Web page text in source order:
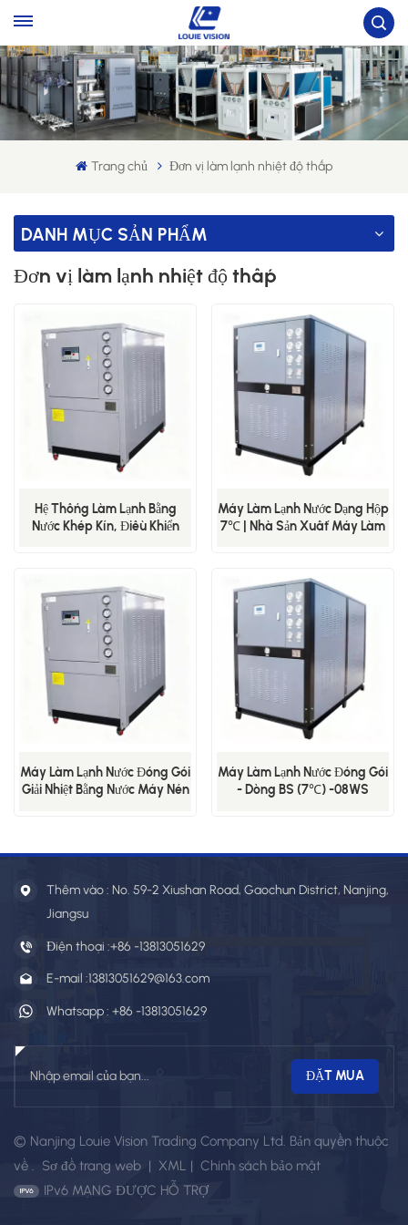
Trang chủ Đơn vị làm lạnh nhiệt độ thấp
DANH MỤC SẢN PHẨM
Đơn vị làm lạnh nhiệt độ thấp
Hệ Thống Làm Lạnh Bằng
Nước Khép Kín, Điều Khiển
Nghiệp Thủy Tinh.
Máy Làm Lạnh Nước Dạng Hộp
7℃ | Nhà Sản Xuất Máy Làm
Máy Làm Lạnh Nước Đóng Gói
Giải Nhiệt Bằng Nước Máy Nén
Máy Làm Lạnh Nước Đóng Gói
- Dòng BS (7℃) -08WS
Thêm vào : No. 59-2 Xiushan Road, Gaochun District, Nanjing,
Jiangsu
Điện thoại :+86 -13813051629
E-mail :13813051629@163.com
Whatsapp : +86 -13813051629
© Nanjing Louie Vision Trading Company Ltd. Bản quyền thuộc
về .
Sơ đồ trang web | XML | Chính sách bảo mật
IPv6 MẠNG ĐƯỢC HỖ TRỢ